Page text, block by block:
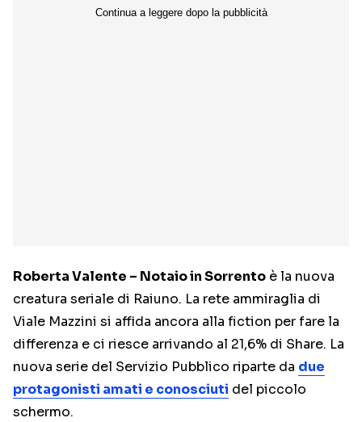
Roberta Valente – Notaio in Sorrento è la nuova
creatura seriale di Raiuno. La rete ammiraglia di
Viale Mazzini si affida ancora alla fiction per fare la
differenza e ci riesce arrivando al 21,6% di Share. La
nuova serie del Servizio Pubblico riparte da due
protagonisti amati e conosciuti del piccolo
schermo.